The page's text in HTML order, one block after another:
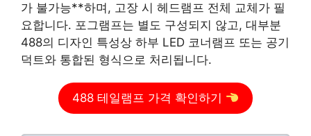
가 불가능**하며, 고장 시 헤드램프 전체 교체가 필
요합니다. 포그램프는 별도 구성되지 않고, 대부분
488의 디자인 특성상 하부 LED 코너램프 또는 공기
덕트와 통합된 형식으로 처리됩니다.
488 테일램프 가격 확인하기